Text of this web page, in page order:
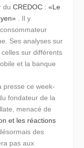
duCREDOC :«Le
. Il y
Ses analyses sur
sur différents
et la banque
presse ce week-
fondateur de la
menacé de
et les réactions
des
pas aux